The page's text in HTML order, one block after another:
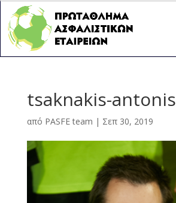
tsaknakis-antonis
από PASFE team | Σεπ 30, 2019